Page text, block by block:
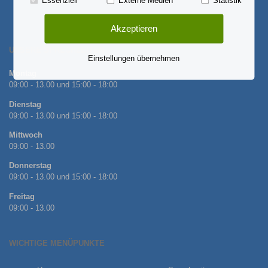
UNSERE SPRECHZEITEN
Montag
09:00 - 13.00 und 15:00 - 18:00
Dienstag
09:00 - 13.00 und 15:00 - 18:00
Mittwoch
09:00 - 13.00
Donnerstag
09:00 - 13.00 und 15:00 - 18:00
Freitag
09:00 - 13.00
WICHTIGE MENÜPUNKTE
Akzeptieren
Einstellungen übernehmen